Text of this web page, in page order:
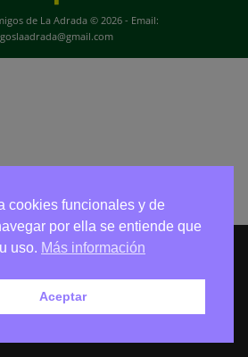
de La Adrada © 2026 - Email:
la mejor experiencia en
qué cookies utilizamos o
cookies funcionales y de
por ella se entiende que
uso. Más información
Aceptar